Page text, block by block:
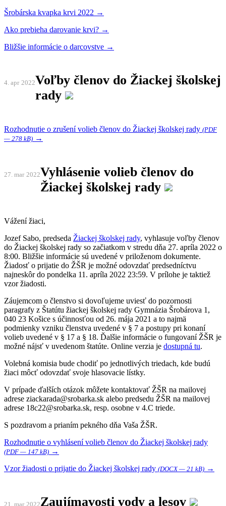
Šrobárska kvapka krvi 2022 →
Ako prebieha darovanie krvi? →
Bližšie informácie o darcovstve →
4. apr 2022Voľby členov do Žiackej školskej
rady
Rozhodnutie o zrušení volieb členov do Žiackej školskej rady (PDF
— 278 kB) →
27. mar 2022Vyhlásenie volieb členov do
Žiackej školskej rady
Vážení žiaci,
Jozef Sabo, predseda Žiackej školskej rady, vyhlasuje voľby členov
do Žiackej školskej rady so začiatkom v stredu dňa 27. apríla 2022 o
8:00. Bližšie informácie sú uvedené v priloženom dokumente.
Žiadosť o prijatie do ŽŠR je možné odovzdať predsedníctvu
najneskôr do pondelka 11. apríla 2022 23:59. V prílohe je taktiež
vzor žiadosti.
Záujemcom o členstvo si dovoľujeme uviesť do pozornosti
paragrafy z Štatútu žiackej školskej rady Gymnázia Šrobárova 1,
040 23 Košice s účinnosťou od 26. mája 2021 a to najmä
podmienky vzniku členstva uvedené v § 7 a postupy pri konaní
volieb uvedené v § 17 a § 18. Ďalšie informácie o fungovaní ŽŠR je
možné nájsť v uvedenom štatúte. Online verzia je dostupná tu.
Volebná komisia bude chodiť po jednotlivých triedach, kde budú
žiaci môcť odovzdať svoje hlasovacie lístky.
V prípade ďalších otázok môžete kontaktovať ŽŠR na mailovej
adrese ziackarada@srobarka.sk alebo predsedu ŽŠR na mailovej
adrese 18c22@srobarka.sk, resp. osobne v 4.C triede.
S pozdravom a prianím pekného dňa Vaša ŽŠR.
Rozhodnutie o vyhlásení volieb členov do Žiackej školskej rady
(PDF — 147 kB) →
Vzor žiadosti o prijatie do Žiackej školskej rady (DOCX — 21 kB) →
Zaujímavosti vody a lesov